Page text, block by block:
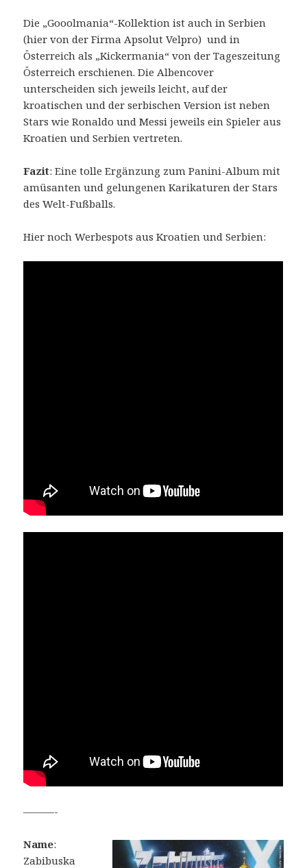
Die „Gooolmania“-Kollektion ist auch in Serbien
(hier von der Firma Apsolut Velpro) und in
Österreich als „Kickermania“ von der Tageszeitung
Österreich erschienen. Die Albencover
unterscheiden sich jeweils leicht, auf der
kroatischen und der serbischen Version ist neben
Stars wie Ronaldo und Messi jeweils ein Spieler aus
Kroatien und Serbien vertreten.
Fazit: Eine tolle Ergänzung zum Panini-Album mit
amüsanten und gelungenen Karikaturen der Stars
des Welt-Fußballs.
Hier noch Werbespots aus Kroatien und Serbien:
———-
Name:
Zabibuska